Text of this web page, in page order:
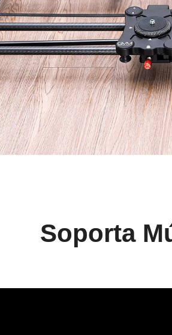
Soporta